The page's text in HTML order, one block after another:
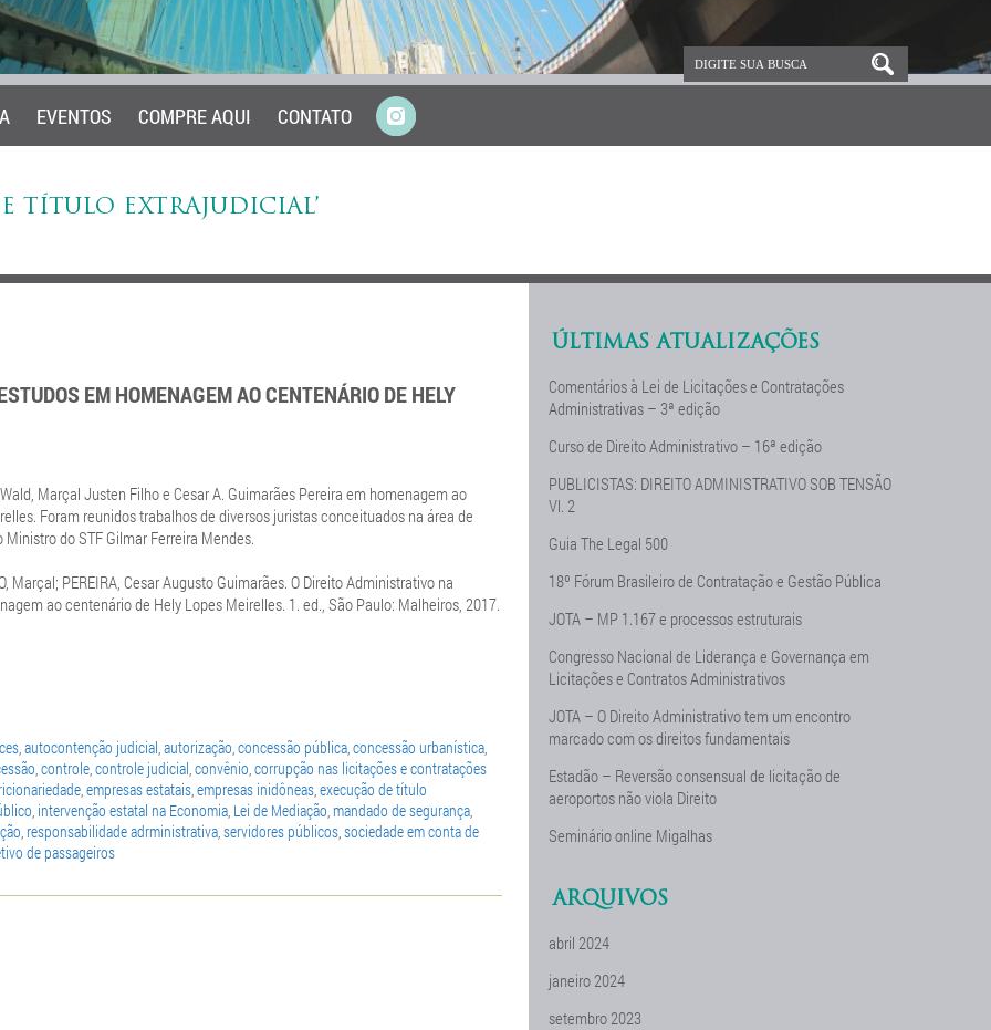
EVENTOS COMPRE AQUI CONTATO
TÍTULO EXTRAJUDICIAL’
EM HOMENAGEM AO CENTENÁRIO DE HELY
Marçal Justen Filho e Cesar A. Guimarães Pereira em homenagem ao
Foram reunidos trabalhos de diversos juristas conceituados na área de
do STF Gilmar Ferreira Mendes.
Marçal; PEREIRA, Cesar Augusto Guimarães. O Direito Administrativo na
ao centenário de Hely Lopes Meirelles. 1. ed., São Paulo: Malheiros, 2017.
,autocontenção judicial,autorização,concessão pública,concessão urbanística,
,controle,controle judicial,convênio,corrupção nas licitações e contratações
,empresas estatais,empresas inidôneas,execução de título
, intervenção estatal na Economia, Lei de Mediação, mandado de segurança,
, responsabilidade adrministrativa,servidores públicos,sociedade em conta de
de passageiros
ÚLTIMAS ATUALIZAÇÕES
Comentários à Lei de Licitações e Contratações
Administrativas – 3ª edição
Curso de Direito Administrativo – 16ª edição
PUBLICISTAS: DIREITO ADMINISTRATIVO SOB TENSÃO
Vl. 2
Guia The Legal 500
18º Fórum Brasileiro de Contratação e Gestão Pública
JOTA – MP 1.167 e processos estruturais
Congresso Nacional de Liderança e Governança em
Licitações e Contratos Administrativos
JOTA – O Direito Administrativo tem um encontro
marcado com os direitos fundamentais
Estadão – Reversão consensual de licitação de
aeroportos não viola Direito
Seminário online Migalhas
ARQUIVOS
abril 2024
janeiro 2024
setembro 2023